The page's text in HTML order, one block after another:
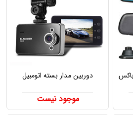
دوربین مدار بسته اتومبیل
موجود نیست